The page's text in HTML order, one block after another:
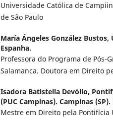
Universidade Católica de
de São Paulo
María Ángeles González Bustos,
Espanha.
Professora do Programa de
Salamanca. Doutora em Direito
Isadora Batistella Devólio,
(PUC Campinas). Campinas (SP).
Mestre em Direito pela Pontifícia